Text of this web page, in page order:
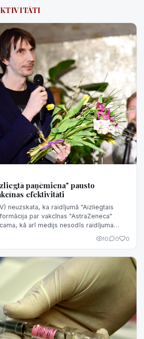
paņēmiena" pausto
efektivitāti
neuzskata, ka raidījumā "Aizliegtais
par vakcīnas "AstraZeneca"
kā arī medijs nesodīs raidījuma
10 0 0